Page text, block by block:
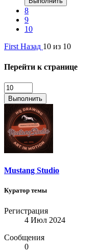
8
9
10
First Назад 10 из 10
Перейти к странице
Выполнить
Mustang Studio
Куратор темы
Регистрация
4 Июл 2024
Сообщения
0